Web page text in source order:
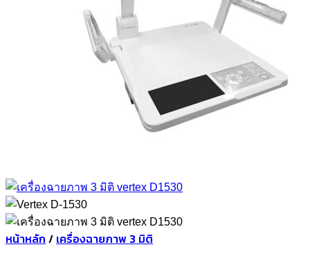
กลับสู่หน้าร้านค้า
หน้าหลัก / เครื่องฉายภาพ 3 มิติ